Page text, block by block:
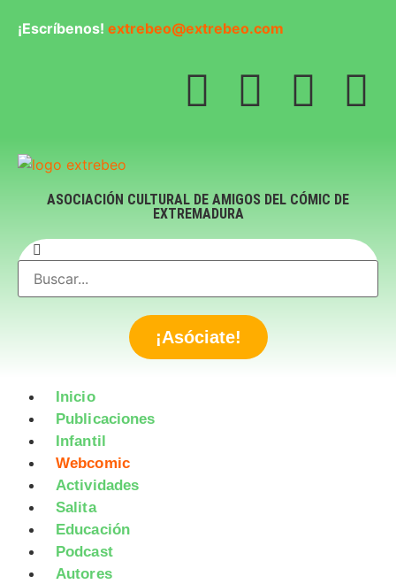
¡Escríbenos! extrebeo@extrebeo.com
ASOCIACIÓN CULTURAL DE AMIGOS DEL CÓMIC DE
EXTREMADURA
¡Asóciate!
Inicio
Publicaciones
Infantil
Webcomic
Actividades
Salita
Educación
Podcast
Autores